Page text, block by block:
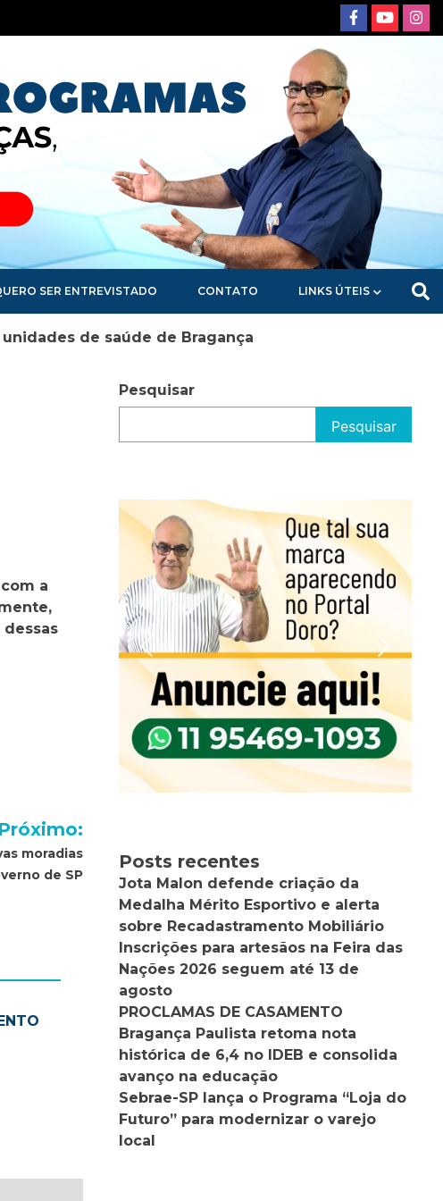
SER ENTREVISTADO CONTATO LINKS ÚTEIS
de saúde de Bragança
a
Próximo:
moradias
de SP
Pesquisar
Pesquisar
Posts recentes
Jota Malon defende criação da
Medalha Mérito Esportivo e alerta
sobre Recadastramento Mobiliário
Inscrições para artesãos na Feira das
Nações 2026 seguem até 13 de
agosto
PROCLAMAS DE CASAMENTO
Bragança Paulista retoma nota
histórica de 6,4 no IDEB e consolida
avanço na educação
Sebrae-SP lança o Programa “Loja do
Futuro” para modernizar o varejo
local